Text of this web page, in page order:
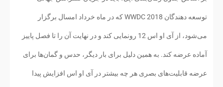
توسعه دهندگان WWDC 2018 که در ماه خرداد امسال برگزار
می‌شود، از آی او اس 12 رونمایی کند و در نهایت آن را تا فصل پاییز
آماده عرضه کند. به همین دلیل برای بار دیگر، حدس و گمان‌ها برای
عرضه قابلیت‌های بصری هر چه بیشتر در آی او اس افزایش پیدا